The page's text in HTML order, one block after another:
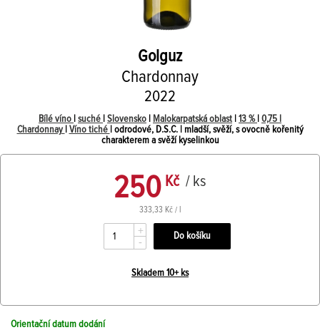
Golguz
Chardonnay
2022
Bílé víno suché Slovensko Malokarpatská oblast 13 % 0,75 l
Chardonnay Víno tiché
| odrodové, D.S.C. | mladší, svěží, s ovocně kořenitý
charakterem a svěží kyselinkou
250 Kč / ks
333,33 Kč / l
+
-
Skladem 10+ ks
Orientační datum dodání